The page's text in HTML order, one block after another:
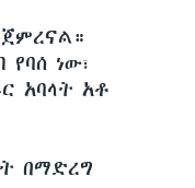
ነው፣
አባላት አቶ
በማድረግ